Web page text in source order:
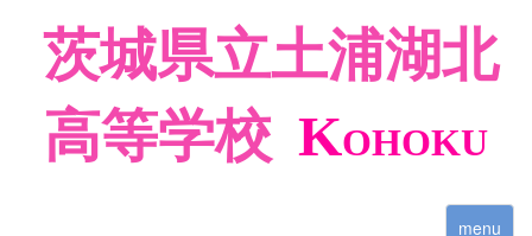
茨城県立土浦湖北
高等学校 KOHOKU
menu